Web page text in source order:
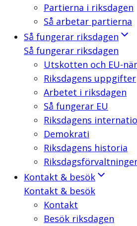
Partierna i riksdagen
Så arbetar partierna
Så fungerar riksdagen
Så fungerar riksdagen
Utskotten och EU-
Riksdagens uppgifter
Arbetet i riksdagen
Så fungerar EU
Riksdagens
Demokrati
Riksdagens historia
Kontakt & besök
Kontakt & besök
Kontakt
Besök riksdagen